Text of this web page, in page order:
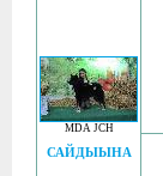
MDA JCH
САЙДЫЫНА